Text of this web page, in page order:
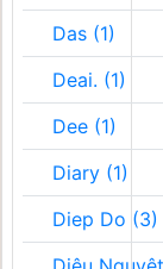
Das (1)
Deai. (1)
Dee (1)
Diary (1)
Diep Do (3)